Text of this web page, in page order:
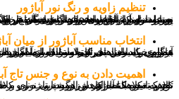
تنظیم زاویه و رنگ نور آباژور
به علت اینکه آباژورها عمدتا در هنگام تاریکی فضای خانه به کار گرفته میشوند و در واقع به عنوان نوعی چراغ خواب محسوب می شوند زاویه پرتاب نور آن باید به صورت غیر مستقیم و با استفاده از رنگ های لایت کار نورپردازی را انجام دهد.قرار دادن آن در بالای سرمان به هنگام خواب و به صورت عمود می تواند باعث مزاحمت برای چشمانتان گردد. عمدتا این وسیله را با ارتفاع پایین تر از چشمان در هنگام خواب و با
انتخاب مناسب آباژور از میان
مطابق یک اصل تجربی استفاده از آباژورهای ایستاده عمدتا در فضاهای عمومی به مانند پذیرایی مورد استفاده قرار میگیرد و آباژورهای رومیزی نیز بر روی پامیزی های تختخواب قرار میگیرد، البته به کار گیری
اهمیت دادن به نوع و جنس تاج
تاج و یا کلاهک آباژور از اهمیت ویژه ای برخوردار است، رنگ کلاهک آن نقش تعیین کننده‌ای در زاویه پرتاب نور و طیف رنگی نور ایفا میکند، وجود کلاهک تیره باعث کاهش روشنایی نور و کلاهک شفاف تقویت کننده گسترش نور به محیط اطراف می گردد.